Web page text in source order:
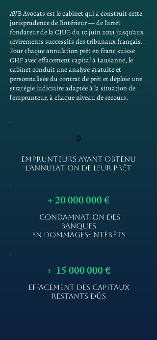
AVB Avocats est le cabinet qui a construit cette
jurisprudence de l'intérieur — de l'arrêt
fondateur de la CJUE du 10 juin 2021 jusqu'aux
revirements successifs des tribunaux français.
Pour chaque annulation prêt en franc suisse
CHF avec effacement capital à Lausanne, le
cabinet conduit une analyse gratuite et
personnalisée du contrat de prêt et déploie une
stratégie judiciaire adaptée à la situation de
l'emprunteur, à chaque niveau de recours.
0
EMPRUNTEURS AYANT OBTENU
L'ANNULATION DE LEUR PRÊT
+20 000 000€
CONDAMNATION DES
BANQUES
EN DOMMAGES-INTÉRÊTS
+ 15 000 000€
EFFACEMENT DES CAPITAUX
RESTANTS DÛS